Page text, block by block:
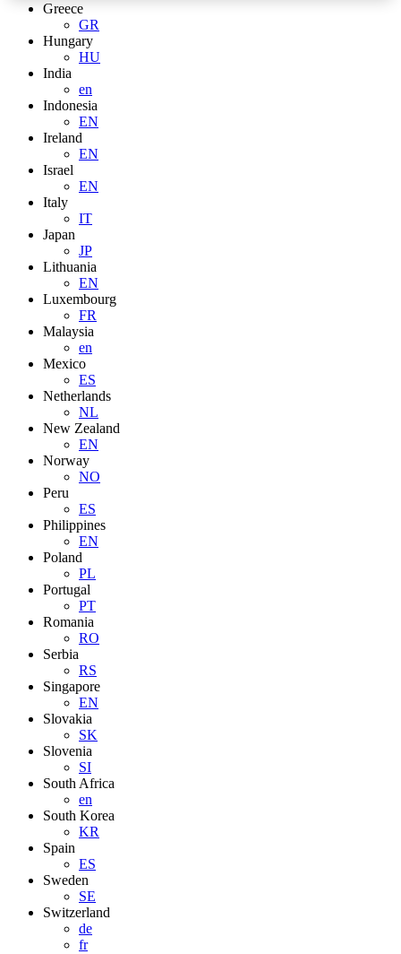
Greece
GR
Hungary
HU
India
en
Indonesia
EN
Ireland
EN
Israel
EN
Italy
IT
Japan
JP
Lithuania
EN
Luxembourg
FR
Malaysia
en
Mexico
ES
Netherlands
NL
New Zealand
EN
Norway
NO
Peru
ES
Philippines
EN
Poland
PL
Portugal
PT
Romania
RO
Serbia
RS
Singapore
EN
Slovakia
SK
Slovenia
SI
South Africa
en
South Korea
KR
Spain
ES
Sweden
SE
Switzerland
de
fr